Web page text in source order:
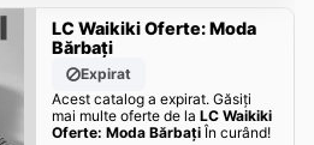
LC Waikiki Oferte: Moda
Bărbați
Expirat
Acest catalog a expirat. Găsiți
mai multe oferte de la LC Waikiki
Oferte: Moda BărbațiÎn curând!